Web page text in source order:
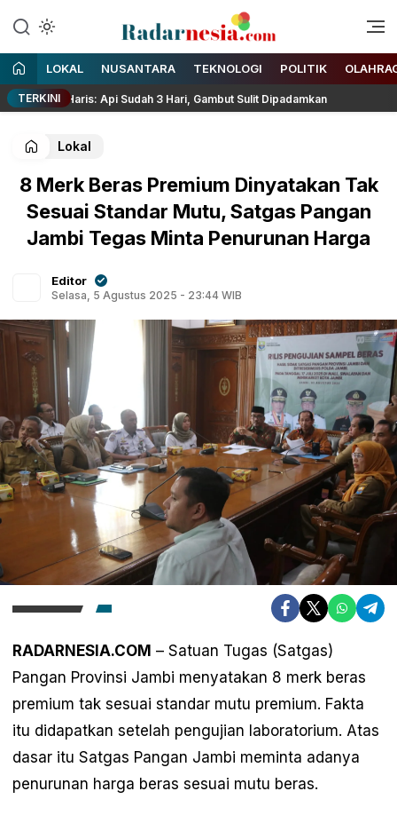
Radarnesia
Enak Dibaca
LOKAL NUSANTARA TEKNOLOGI POLITIK
TERKINI
Haris: Api Sudah 3 Hari, Gambut Sulit Dipadamkan
Lokal
8 Merk Beras Premium Dinyatakan Tak
Sesuai Standar Mutu, Satgas Pangan
Jambi Tegas Minta Penurunan Harga
Editor
Selasa, 5 Agustus 2025 - 23:44 WIB
RADARNESIA.COM – Satuan Tugas (Satgas)
Pangan Provinsi Jambi menyatakan 8 merk beras
premium tak sesuai standar mutu premium. Fakta
itu didapatkan setelah pengujian laboratorium. Atas
dasar itu Satgas Pangan Jambi meminta adanya
penurunan harga beras sesuai mutu beras.